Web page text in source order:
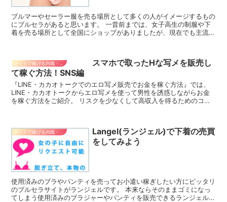
ブルマーやセーラー服を売る場所として多くの人がイメージするもの
にブルセラがあると思います。 一昔前までは、女子高生の制服や下
着を売る場所として全国にショップがありましたが、現在でも主流な
ネットで稼げる内職・副業
スマホで取ったHな写メを販売し
て稼ぐ方法！SNS編
『LINE・カカオトークでのエロ写メ販売でお金を稼ぐ方法』では、
LINE・カカオトークからエロ写メを使って男性を誘惑しながらお金
を稼ぐ方法をご紹介。 リスクを少なくして高収入を得るためのコツ
Langel(ランジェル)で下着の売買
をしてみよう
使用済みのブラやパンティを売ってお小遣い稼ぎしたい方にピッタリ
のブルセラサイトがランジェルです。 本来ならそのままゴミになっ
てしまう使用済みのブラジャーやパンティを販売できるランジェルに